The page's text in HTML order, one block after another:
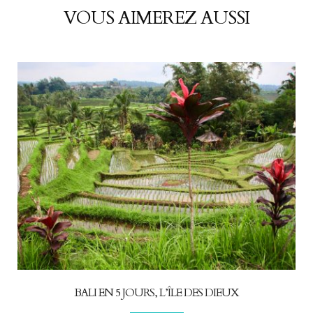
VOUS AIMEREZ AUSSI
BALI EN 5 JOURS, L’ÎLE DES DIEUX